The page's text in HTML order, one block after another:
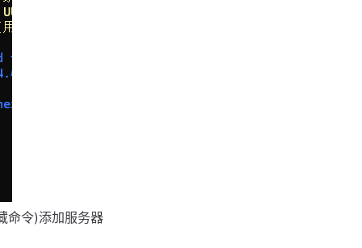
命令)添加服务器